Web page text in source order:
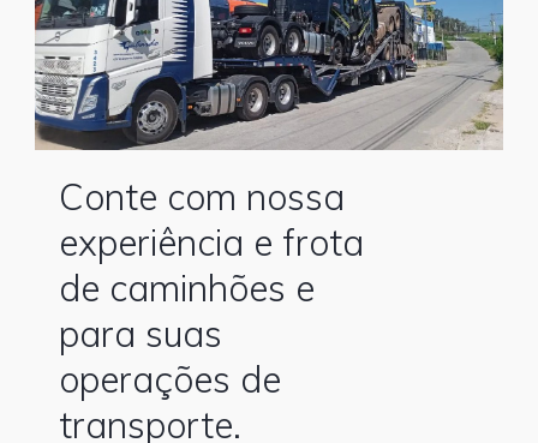
Conte com nossa
experiência e frota
de caminhões e
para suas
operações de
transporte.